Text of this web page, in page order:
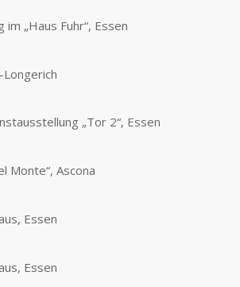
im „Haus Fuhr“, Essen
„Tor 2“, Essen
Monte“, Ascona
Essen
Essen